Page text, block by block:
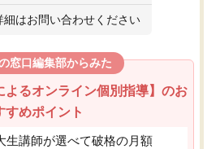
細はお問い合わせください
窓口編集部からみた
よるオンライン個別指導】のお
すめポイント
生講師が選べて破格の月額